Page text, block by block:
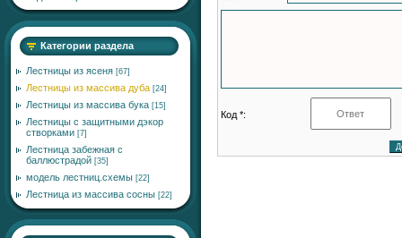
Категории раздела
Лестницы из ясеня [67]
Лестницы из массива дуба [24]
Лестницы из массива бука [15]
Лестницы с защитными дэкор
створками [7]
Лестница забежная с
баллюстрадой [35]
модель лестниц.схемы [22]
Лестница из массива сосны [22]
Код *: